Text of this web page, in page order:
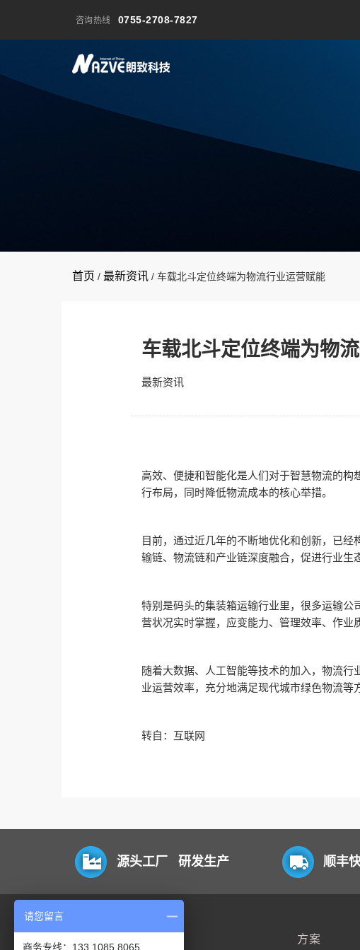
咨询热线 0755-2708-7827
首页 / 最新资讯 / 车载北斗定位终端为物流行业运营赋能
车载北斗定位终端为物
最新资讯
高效、便捷和智能化是人们对于智慧物流的
行布局，同时降低物流成本的核心举措。
目前，通过近几年的不断地优化和创新，已
输链、物流链和产业链深度融合，促进行业生
特别是码头的集装箱运输行业里，很多运输
营状况实时掌握，应变能力、管理效率、作业
随着大数据、人工智能等技术的加入，物流行
业运营效率，充分地满足现代城市绿色物流等
转自：互联网
源头工厂 研发生产 顺丰
方案
请您留言
商务专线：133 1085 8065